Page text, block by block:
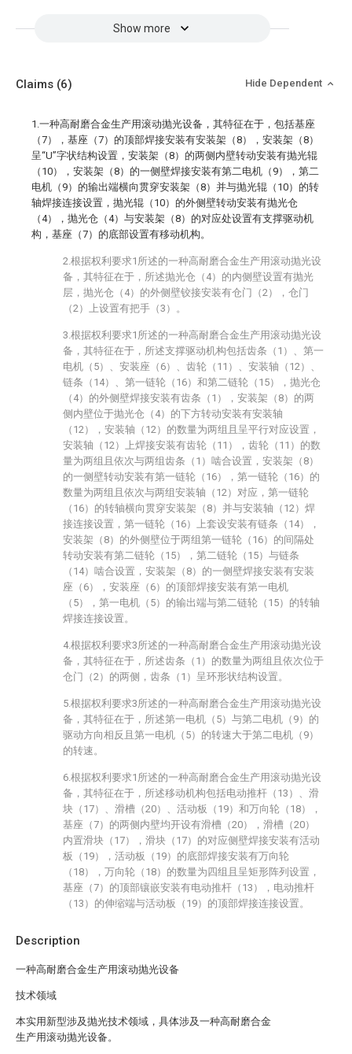
Show more
Description
一种高耐磨合金生产用滚动抛光设备
技术领域
本实用新型涉及抛光技术领域，具体涉及一种高耐磨合金
生产用滚动抛光设备。
Claims (6) Hide Dependent
1.一种高耐磨合金生产用滚动抛光设备，其特征在于，包括基座
（7），基座（7）的顶部焊接安装有安装架（8），安装架（8）
呈“U”字状结构设置，安装架（8）的两侧内壁转动安装有抛光辊
（10），安装架（8）的一侧壁焊接安装有第二电机（9），第二
电机（9）的输出端横向贯穿安装架（8）并与抛光辊（10）的转
轴焊接连接设置，抛光辊（10）的外侧壁转动安装有抛光仓
（4），抛光仓（4）与安装架（8）的对应处设置有支撑驱动机
构，基座（7）的底部设置有移动机构。
2.根据权利要求1所述的一种高耐磨合金生产用滚动抛光设
备，其特征在于，所述抛光仓（4）的内侧壁设置有抛光
层，抛光仓（4）的外侧壁铰接安装有仓门（2），仓门
（2）上设置有把手（3）。
3.根据权利要求1所述的一种高耐磨合金生产用滚动抛光设
备，其特征在于，所述支撑驱动机构包括齿条（1）、第一
电机（5）、安装座（6）、齿轮（11）、安装轴（12）、
链条（14）、第一链轮（16）和第二链轮（15），抛光仓
（4）的外侧壁焊接安装有齿条（1），安装架（8）的两
侧内壁位于抛光仓（4）的下方转动安装有安装轴
（12），安装轴（12）的数量为两组且呈平行对应设置，
安装轴（12）上焊接安装有齿轮（11），齿轮（11）的数
量为两组且依次与两组齿条（1）啮合设置，安装架（8）
的一侧壁转动安装有第一链轮（16），第一链轮（16）的
数量为两组且依次与两组安装轴（12）对应，第一链轮
（16）的转轴横向贯穿安装架（8）并与安装轴（12）焊
接连接设置，第一链轮（16）上套设安装有链条（14），
安装架（8）的外侧壁位于两组第一链轮（16）的间隔处
转动安装有第二链轮（15），第二链轮（15）与链条
（14）啮合设置，安装架（8）的一侧壁焊接安装有安装
座（6），安装座（6）的顶部焊接安装有第一电机
（5），第一电机（5）的输出端与第二链轮（15）的转轴
焊接连接设置。
4.根据权利要求3所述的一种高耐磨合金生产用滚动抛光设
备，其特征在于，所述齿条（1）的数量为两组且依次位于
仓门（2）的两侧，齿条（1）呈环形状结构设置。
5.根据权利要求3所述的一种高耐磨合金生产用滚动抛光设
备，其特征在于，所述第一电机（5）与第二电机（9）的
驱动方向相反且第一电机（5）的转速大于第二电机（9）
的转速。
6.根据权利要求1所述的一种高耐磨合金生产用滚动抛光设
备，其特征在于，所述移动机构包括电动推杆（13）、滑
块（17）、滑槽（20）、活动板（19）和万向轮（18），
基座（7）的两侧内壁均开设有滑槽（20），滑槽（20）
内置滑块（17），滑块（17）的对应侧壁焊接安装有活动
板（19），活动板（19）的底部焊接安装有万向轮
（18），万向轮（18）的数量为四组且呈矩形阵列设置，
基座（7）的顶部镶嵌安装有电动推杆（13），电动推杆
（13）的伸缩端与活动板（19）的顶部焊接连接设置。